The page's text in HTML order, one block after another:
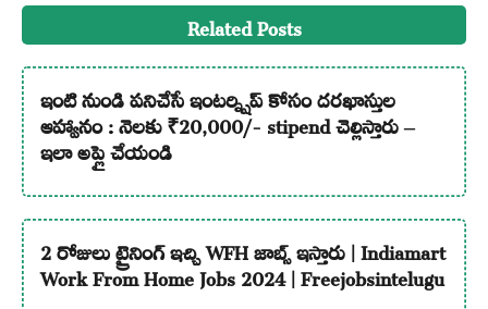
Related Posts
ఇంటి నుండి పనిచేసే ఇంటర్న్షిప్ కోసం దరఖాస్తుల
ఆహ్వానం : నెలకు ₹20,000/- stipend చెల్లిస్తారు –
ఇలా అప్లై చేయండి
2 రోజులు ట్రైనింగ్ ఇచ్చి WFH జాబ్స్ ఇస్తారు | Indiamart
Work From Home Jobs 2024 | Freejobsintelugu